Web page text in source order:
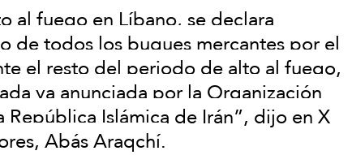
al fuego en Líbano, se declara
de todos los buques mercantes por el
el resto del periodo de alto al fuego,
ya anunciada por la Organización
Islámica de Irán”, dijo en X
Abás Araqchí.